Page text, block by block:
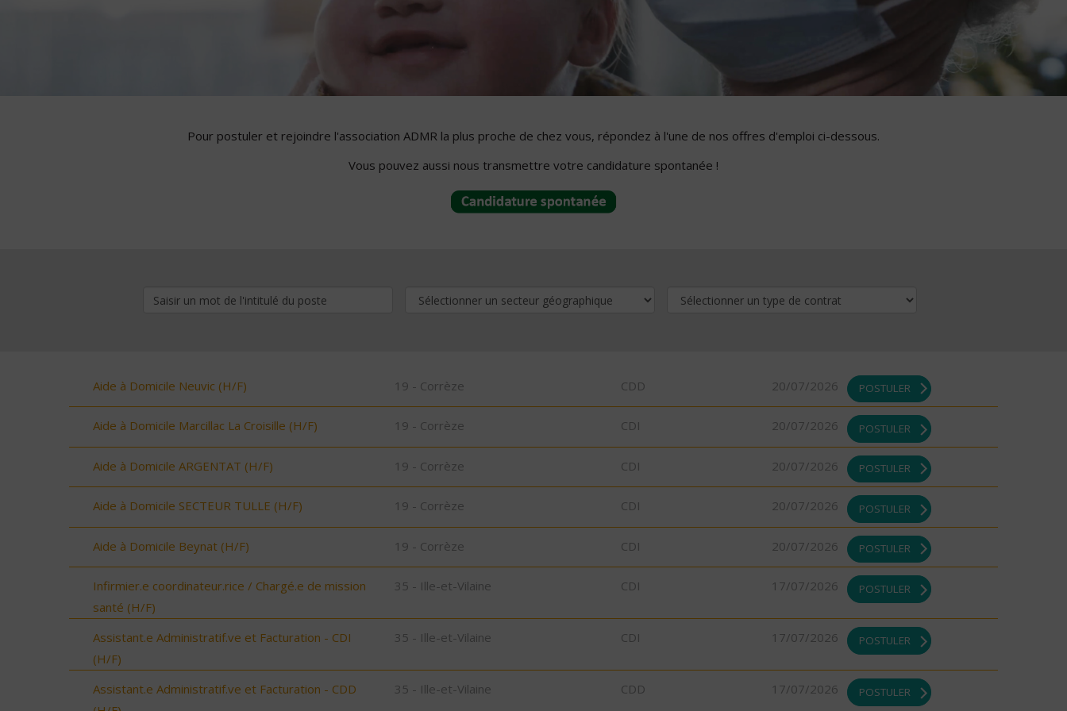
Pour postuler et rejoindre l'association ADMR la plus proche de chez vous, répondez à l'une de nos offres d'emploi ci-dessous.
Vous pouvez aussi nous transmettre votre candidature spontanée !
Aide à Domicile Neuvic (H/F) 19 - Corrèze CDD 20/07/2026 POSTULER
Aide à Domicile Marcillac La Croisille (H/F) 19 - Corrèze CDI 20/07/2026 POSTULER
Aide à Domicile ARGENTAT (H/F) 19 - Corrèze CDI 20/07/2026 POSTULER
Aide à Domicile SECTEUR TULLE (H/F) 19 - Corrèze CDI 20/07/2026 POSTULER
Aide à Domicile Beynat (H/F) 19 - Corrèze CDI 20/07/2026 POSTULER
Infirmier.e coordinateur.rice / Chargé.e de mission
santé (H/F)
35 - Ille-et-Vilaine CDI 17/07/2026 POSTULER
Assistant.e Administratif.ve et Facturation - CDI
(H/F)
35 - Ille-et-Vilaine CDI 17/07/2026 POSTULER
Assistant.e Administratif.ve et Facturation - CDD
35 - Ille-et-Vilaine CDD 17/07/2026 POSTULER